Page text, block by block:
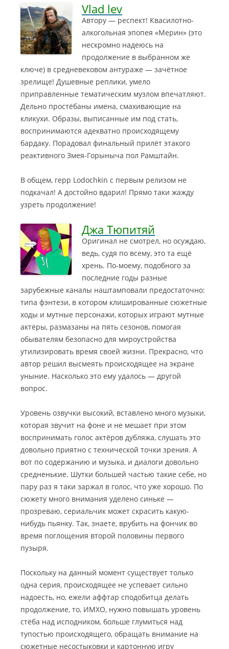
Vlad lev
Автору — респект! Квасилотно-
алкогольная эпопея «Мерин» (это
нескромно надеюсь на
продолжение в выбранном же
ключе) в средневековом антураже — зачётное
зрелище! Душевные реплики, умело
приправленные тематическим музлом впечатляют.
Дельно простёбаны имена, смахивающие на
кликухи. Образы, выписанные им под стать,
воспринимаются адекватно происходящему
бардаку. Порадовал финальный прилёт этакого
реактивного Змея-Горыныча пол Рамштайн.
В общем, герр Lodochkin с первым релизом не
подкачал! А достойно вдарил! Прямо таки жажду
узреть продолжение!
Джа Тюпитяй
Оригинал не смотрел, но осуждаю,
ведь, судя по всему, это та ещё
хрень. По-моему, подобного за
последние годы разные
зарубежные каналы наштамповали предостаточно:
типа фэнтези, в котором клишированные сюжетные
ходы и мутные персонажи, которых играют мутные
актёры, размазаны на пять сезонов, помогая
обывателям безопасно для мироустройства
утилизировать время своей жизни. Прекрасно, что
автор решил высмеять происходящее на экране
уныние. Насколько это ему удалось — другой
вопрос.
Уровень озвучки высокий, вставлено много музыки,
которая звучит на фоне и не мешает при этом
воспринимать голос актёров дубляжа, слушать это
довольно приятно с технической точки зрения. А
вот по содержанию и музыка, и диалоги довольно
средненькие. Шутки большей частью такие себе, но
пару раз я таки заржал в голос, что уже хорошо. По
сюжету много внимания уделено синьке —
прозреваю, сериальчик может скрасить какую-
нибудь пьянку. Так, знаете, врубить на фончик во
время поглощения второй половины первого
пузыря.
Поскольку на данный момент существует только
одна серия, происходящее не успевает сильно
надоесть, но, ежели аффтар сподобитца делать
продолжение, то, ИМХО, нужно повышать уровень
стёба над исподником, больше глумиться над
тупостью происходящего, обращать внимание на
сюжетные несостыковки и картонную игру